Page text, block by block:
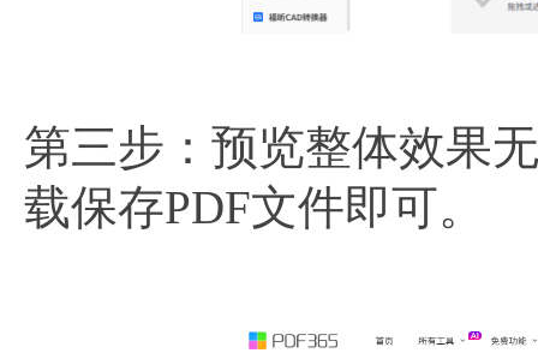
第三步：预览整体效果
载保存PDF文件即可。